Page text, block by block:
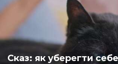
Сказ: як уберегти